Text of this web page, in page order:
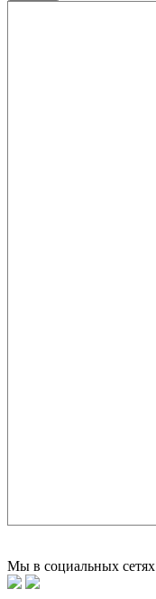
Мы в социальных сетях